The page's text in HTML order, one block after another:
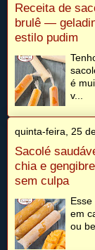
Receita de
brulê —
estilo pudim
é
v...
quinta-feira, 25
Sacolé
chia e
sem culpa
em
ou